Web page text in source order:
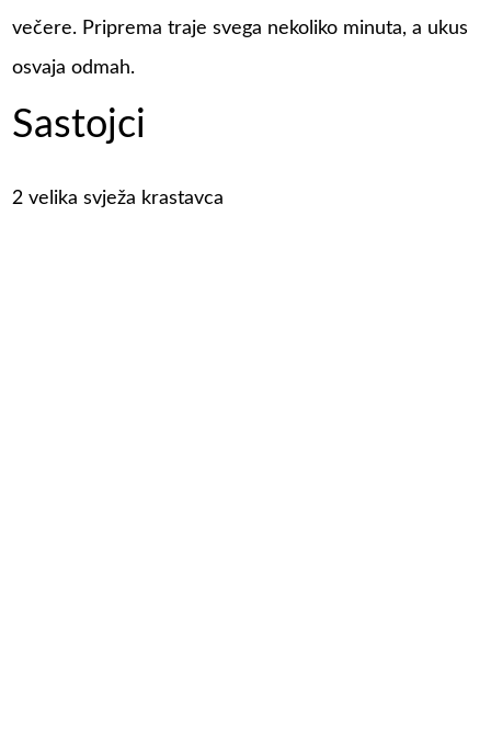
večere. Priprema traje svega nekoliko minuta, a ukus
osvaja odmah.
Sastojci
2 velika svježa krastavca